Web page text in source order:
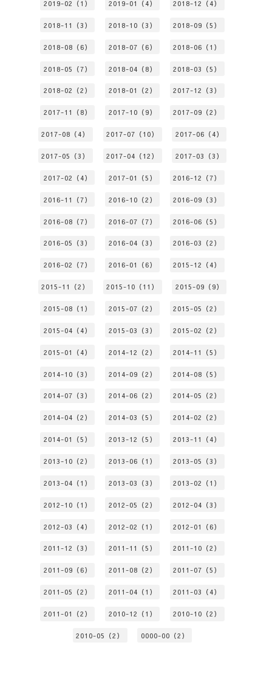
2019-02（1） 2019-01（4） 2018-12（4）
2018-11（3） 2018-10（3） 2018-09（5）
2018-08（6） 2018-07（6） 2018-06（1）
2018-05（7） 2018-04（8） 2018-03（5）
2018-02（2） 2018-01（2） 2017-12（3）
2017-11（8） 2017-10（9） 2017-09（2）
2017-08（4） 2017-07（10） 2017-06（4）
2017-05（3） 2017-04（12） 2017-03（3）
2017-02（4） 2017-01（5） 2016-12（7）
2016-11（7） 2016-10（2） 2016-09（3）
2016-08（7） 2016-07（7） 2016-06（5）
2016-05（3） 2016-04（3） 2016-03（2）
2016-02（7） 2016-01（6） 2015-12（4）
2015-11（2） 2015-10（11） 2015-09（9）
2015-08（1） 2015-07（2） 2015-05（2）
2015-04（4） 2015-03（3） 2015-02（2）
2015-01（4） 2014-12（2） 2014-11（5）
2014-10（3） 2014-09（2） 2014-08（5）
2014-07（3） 2014-06（2） 2014-05（2）
2014-04（2） 2014-03（5） 2014-02（2）
2014-01（5） 2013-12（5） 2013-11（4）
2013-10（2） 2013-06（1） 2013-05（3）
2013-04（1） 2013-03（3） 2013-02（1）
2012-10（1） 2012-05（2） 2012-04（3）
2012-03（4） 2012-02（1） 2012-01（6）
2011-12（3） 2011-11（5） 2011-10（2）
2011-09（6） 2011-08（2） 2011-07（5）
2011-05（2） 2011-04（1） 2011-03（4）
2011-01（2） 2010-12（1） 2010-10（2）
2010-05（2） 0000-00（2）